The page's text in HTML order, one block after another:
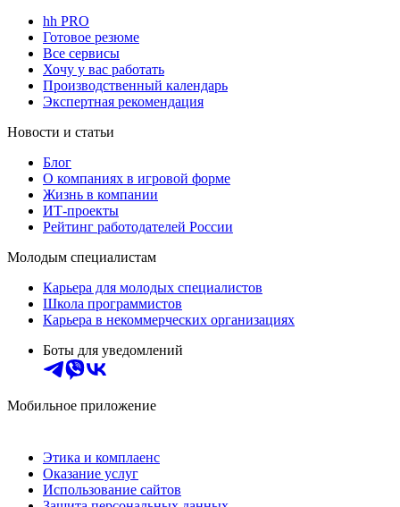
hh PRO
Готовое резюме
Все сервисы
Хочу у вас работать
Производственный календарь
Экспертная рекомендация
Новости и статьи
Блог
О компаниях в игровой форме
Жизнь в компании
ИТ-проекты
Рейтинг работодателей России
Молодым специалистам
Карьера для молодых специалистов
Школа программистов
Карьера в некоммерческих организациях
Боты для уведомлений
Мобильное приложение
Этика и комплаенс
Оказание услуг
Использование сайтов